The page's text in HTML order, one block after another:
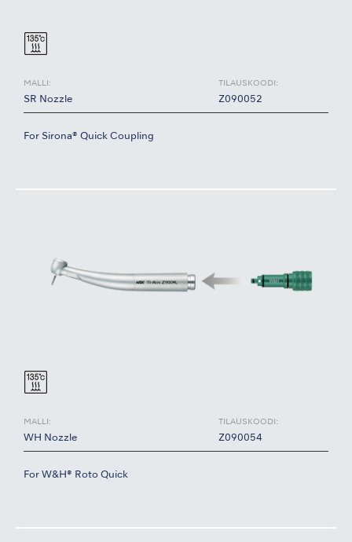
MALLI:
SR Nozzle
TILAUSKOODI:
Z090052
For Sirona® Quick Coupling
MALLI:
WH Nozzle
TILAUSKOODI:
Z090054
For W&H® Roto Quick